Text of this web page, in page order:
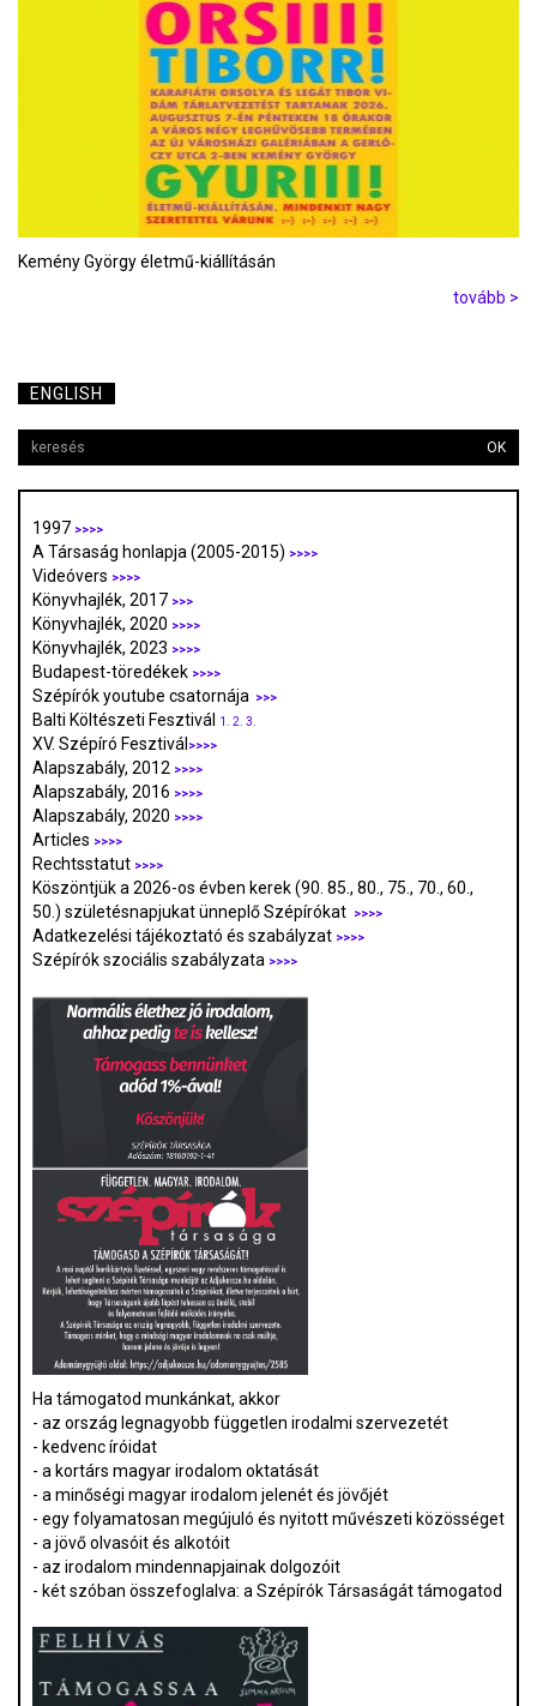
Kemény György életmű-kiállításán
tovább >
ENGLISH
OK
1997 >>>>
A Társaság honlapja (2005-2015) >>>>
Videóvers >>>>
Könyvhajlék, 2017 >>>
Könyvhajlék, 2020 >>>>
Könyvhajlék, 2023 >>>>
Budapest-töredékek >>>>
Szépírók youtube csatornája >>>
Balti Költészeti Fesztivál 1. 2. 3.
XV. Szépíró Fesztivál >>>>
Alapszabály, 2012 >>>>
Alapszabály, 2016 >>>>
Alapszabály, 2020 >>>>
Articles >>>>
Rechtsstatut >>>>
Köszöntjük a 2026-os évben kerek (90. 85., 80., 75., 70., 60.,
50.) születésnapjukat ünneplő Szépírókat
>>>>
Adatkezelési tájékoztató és szabályzat >>>>
Szépírók szociális szabályzata >>>>
Ha támogatod munkánkat, akkor
- az ország legnagyobb független irodalmi szervezetét
- kedvenc íróidat
- a kortárs magyar irodalom oktatását
- a minőségi magyar irodalom jelenét és jövőjét
- egy folyamatosan megújuló és nyitott művészeti közösséget
- a jövő olvasóit és alkotóit
- az irodalom mindennapjainak dolgozóit
- két szóban összefoglalva: a Szépírók Társaságát támogatod